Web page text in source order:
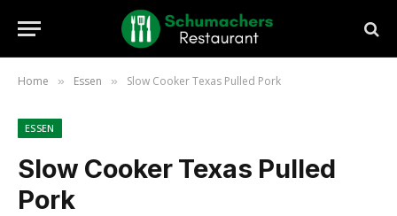
Home » Essen » Slow Cooker Texas Pulled Pork
ESSEN
Slow Cooker Texas Pulled
Pork